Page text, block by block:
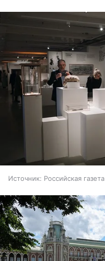
Источник: Российская газета